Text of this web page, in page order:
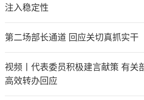
注入稳定性
第二场部长通道 回应关切真抓实干
视频丨代表委员积极建言献策 有关
高效转办回应